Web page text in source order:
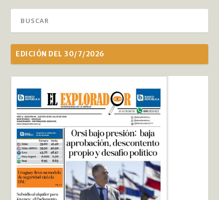
EDICIÓN DEL 30/7/2026